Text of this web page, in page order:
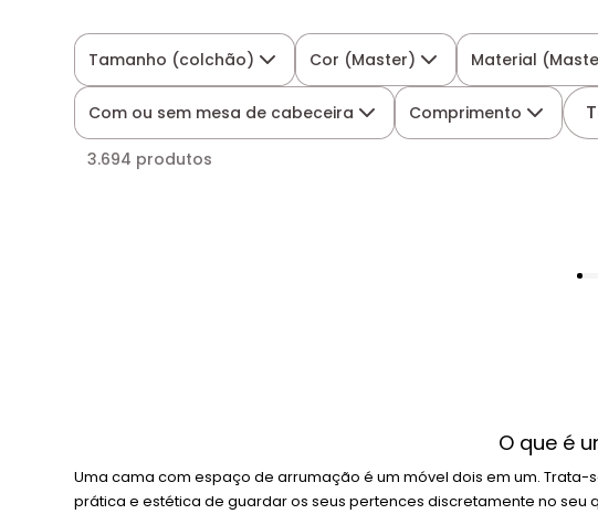
Tamanho (colchão) Cor (Master) Material
Com ou sem mesa de cabeceira Comprimento
3.694 produtos
O que é
Uma cama com espaço de arrumação é um móvel dois em um.
prática e estética de guardar os seus pertences discretamente no seu